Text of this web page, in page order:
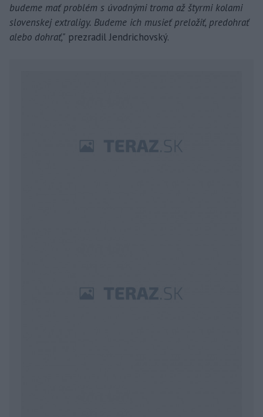
budeme mať problém s úvodnými troma až štyrmi kolami
slovenskej extraligy. Budeme ich musieť preložiť, predohrať
alebo dohrať," prezradil Jendrichovský.